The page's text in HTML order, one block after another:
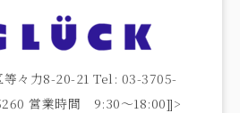
々力8-20-21 Tel: 03-3705-
営業時間 9:30〜18:00]]>